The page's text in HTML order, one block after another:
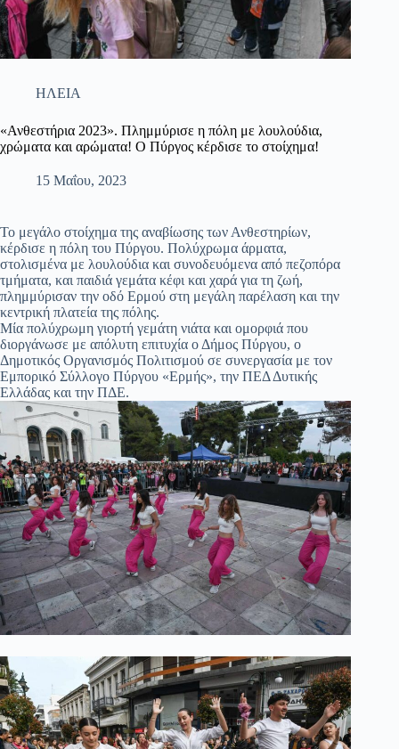
ΗΛΕΙΑ
«Ανθεστήρια 2023». Πλημμύρισε η πόλη με λουλούδια,
χρώματα και αρώματα! Ο Πύργος κέρδισε το στοίχημα!
15 Μαΐου, 2023
Το μεγάλο στοίχημα της αναβίωσης των Ανθεστηρίων,
κέρδισε η πόλη του Πύργου. Πολύχρωμα άρματα,
στολισμένα με λουλούδια και συνοδευόμενα από πεζοπόρα
τμήματα, και παιδιά γεμάτα κέφι και χαρά για τη ζωή,
πλημμύρισαν την οδό Ερμού στη μεγάλη παρέλαση και την
κεντρική πλατεία της πόλης.
Μία πολύχρωμη γιορτή γεμάτη νιάτα και ομορφιά που
διοργάνωσε με απόλυτη επιτυχία ο Δήμος Πύργου, ο
Δημοτικός Οργανισμός Πολιτισμού σε συνεργασία με τον
Εμπορικό Σύλλογο Πύργου «Ερμής», την ΠΕΔ Δυτικής
Ελλάδας και την ΠΔΕ.